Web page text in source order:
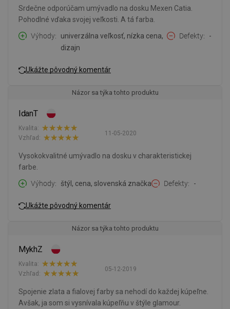
Srdečne odporúčam umývadlo na dosku Mexen Catia.
Pohodlné vďaka svojej veľkosti. A tá farba.
Výhody
univerzálna veľkosť, nízka cena,
dizajn
Defekty -
Ukážte pôvodný komentár
Názor sa týka tohto produktu
IdanT
11-05-2020
Kvalita:
Vzhľad:
Vysokokvalitné umývadlo na dosku v charakteristickej
farbe.
Výhody
štýl, cena, slovenská značka Defekty -
Ukážte pôvodný komentár
Názor sa týka tohto produktu
MykhZ
05-12-2019
Kvalita:
Vzhľad:
Spojenie zlata a fialovej farby sa nehodí do každej kúpeľne.
Avšak, ja som si vysnívala kúpeľňu v štýle glamour.